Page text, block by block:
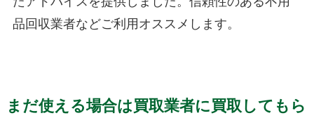
品回収業者などご利用オススメします。
まだ使える場合は買取業者に買取 してもら